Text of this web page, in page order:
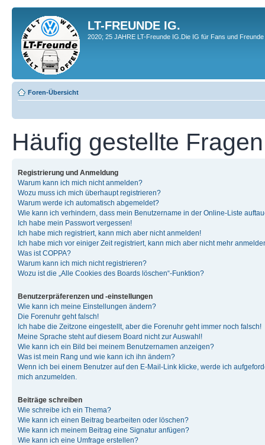
LT-FREUNDE IG.
2020; 25 JAHRE LT-Freunde IG.Die IG für Fans und
Foren-Übersicht
Häufig gestellte Fragen
Registrierung und Anmeldung
Warum kann ich mich nicht anmelden?
Wozu muss ich mich überhaupt registrieren?
Warum werde ich automatisch abgemeldet?
Wie kann ich verhindern, dass mein Benutzername in der Online-Liste
Ich habe mein Passwort vergessen!
Ich habe mich registriert, kann mich aber nicht anmelden!
Ich habe mich vor einiger Zeit registriert, kann mich aber nicht mehr
Was ist COPPA?
Warum kann ich mich nicht registrieren?
Wozu ist die „Alle Cookies des Boards löschen“-Funktion?
Benutzerpräferenzen und -einstellungen
Wie kann ich meine Einstellungen ändern?
Die Forenuhr geht falsch!
Ich habe die Zeitzone eingestellt, aber die Forenuhr geht immer noch falsch!
Meine Sprache steht auf diesem Board nicht zur Auswahl!
Wie kann ich ein Bild bei meinem Benutzernamen anzeigen?
Was ist mein Rang und wie kann ich ihn ändern?
Wenn ich bei einem Benutzer auf den E-Mail-Link klicke, werde ich
mich anzumelden.
Beiträge schreiben
Wie schreibe ich ein Thema?
Wie kann ich einen Beitrag bearbeiten oder löschen?
Wie kann ich meinem Beitrag eine Signatur anfügen?
Wie kann ich eine Umfrage erstellen?